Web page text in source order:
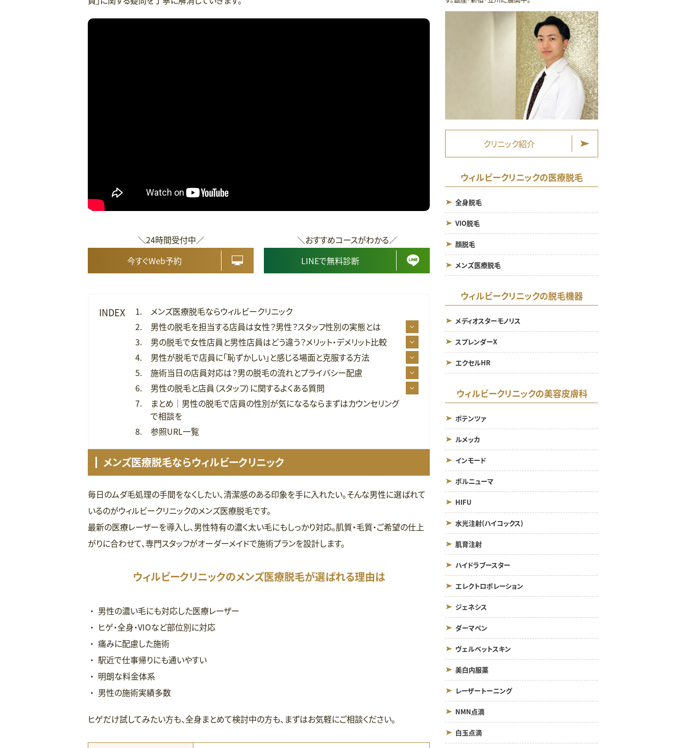
＼24時間受付中／
今すぐWeb予約
＼おすすめコースがわかる／
LINEで無料診断
INDEX
メンズ医療脱毛ならウィルビークリニック
男性の脱毛を担当する店員は女性？男性？スタッフ性別の実態とは
男の脱毛で女性店員と男性店員はどう違う？メリット・デメリット比較
男性が脱毛で店員に「恥ずかしい」と感じる場面と克服する方法
施術当日の店員対応は？男の脱毛の流れとプライバシー配慮
男性の脱毛と店員（スタッフ）に関するよくある質問
まとめ｜男性の脱毛で店員の性別が気になるならまずはカウンセリング
で相談を
参照URL一覧
メンズ医療脱毛ならウィルビークリニック
毎日のムダ毛処理の手間をなくしたい、清潔感のある印象を手に入れたい。そんな男性に選ばれて
いるのがウィルビークリニックのメンズ医療脱毛です。
最新の医療レーザーを導入し、男性特有の濃く太い毛にもしっかり対応。肌質・毛質・ご希望の仕上
がりに合わせて、専門スタッフがオーダーメイドで施術プランを設計します。
ウィルビークリニックのメンズ医療脱毛が選ばれる理由は
男性の濃い毛にも対応した医療レーザー
ヒゲ・全身・VIOなど部位別に対応
痛みに配慮した施術
駅近で仕事帰りにも通いやすい
明朗な料金体系
男性の施術実績多数
ヒゲだけ試してみたい方も、全身まとめて検討中の方も、まずはお気軽にご相談ください。
クリニック紹介
ウィルビークリニックの医療脱毛
全身脱毛
VIO脱毛
顔脱毛
メンズ医療脱毛
ウィルビークリニックの脱毛機器
メディオスターモノリス
スプレンダーX
エクセルHR
ウィルビークリニックの美容皮膚科
ポテンツァ
ルメッカ
インモード
ボルニューマ
HIFU
水光注射(ハイコックス)
肌育注射
ハイドラブースター
エレクトロポレーション
ジェネシス
ダーマペン
ヴェルベットスキン
美白内服薬
レーザートーニング
NMN点滴
白玉点滴